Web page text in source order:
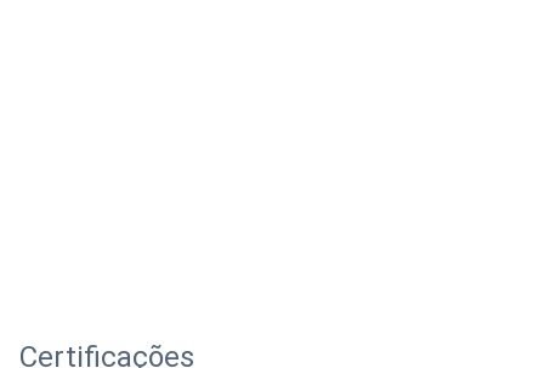
Certificações